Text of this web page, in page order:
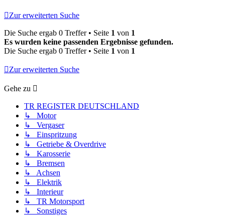
Zur erweiterten Suche
Die Suche ergab 0 Treffer • Seite 1 von 1
Es wurden keine passenden Ergebnisse gefunden.
Die Suche ergab 0 Treffer • Seite 1 von 1
Zur erweiterten Suche
Gehe zu
TR REGISTER DEUTSCHLAND
↳ Motor
↳ Vergaser
↳ Einspritzung
↳ Getriebe & Overdrive
↳ Karosserie
↳ Bremsen
↳ Achsen
↳ Elektrik
↳ Interieur
↳ TR Motorsport
↳ Sonstiges